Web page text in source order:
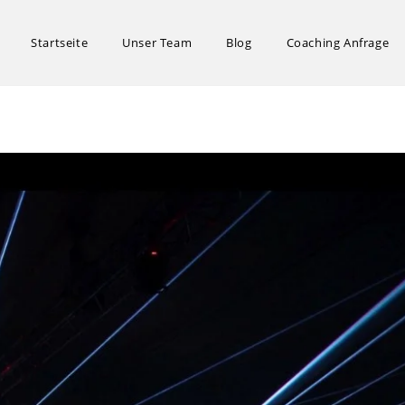
Startseite Unser Team Blog Coaching Anfrage